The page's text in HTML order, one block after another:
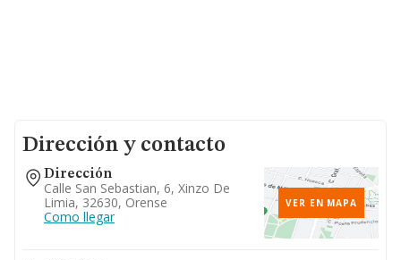
Dirección y contacto
Dirección
Calle San Sebastian, 6, Xinzo De
Limia, 32630, Orense
Como llegar
VER EN MAPA